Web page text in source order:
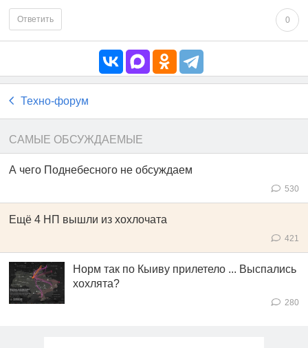
0
Ответить
Техно-форум
САМЫЕ ОБСУЖДАЕМЫЕ
А чего Поднебесного не обсуждаем
530
Ещё 4 НП вышли из хохлочата
421
Норм так по Кыиву прилетело ... Выспались
хохлята?
280